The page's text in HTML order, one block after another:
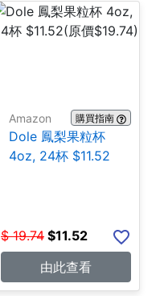
Amazon 購買指南
Dole 鳳梨果粒杯
4oz, 24杯 $11.52
$ 19.74 $11.52
由此查看